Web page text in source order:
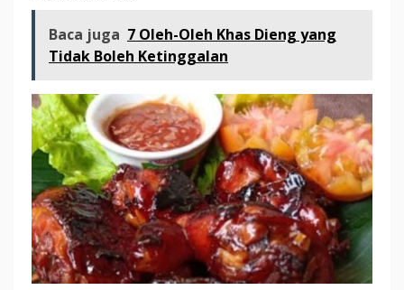
Baca juga 7 Oleh-Oleh Khas Dieng yang
Tidak Boleh Ketinggalan